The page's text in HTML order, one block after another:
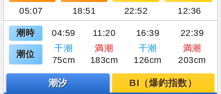
05:07 18:51 22:52 12:36
潮時 04:59 11:20 16:39 22:39
潮位
干潮 満潮 干潮
満潮
75cm
183cm 126cm 203cm
潮汐 BI（爆釣指数）